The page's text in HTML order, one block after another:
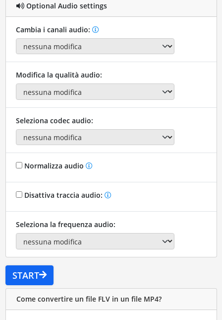
Optional Audio settings
Cambia i canali audio:
Modifica la qualità audio:
Seleziona codec audio:
Normalizza audio
Disattiva traccia audio:
Seleziona la frequenza audio:
START
Come convertire un file FLV in un file MP4?